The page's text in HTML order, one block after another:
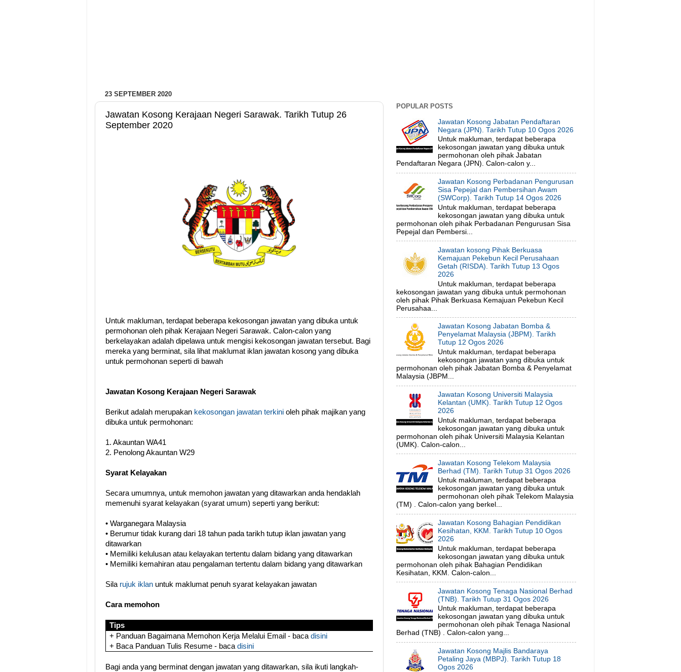
23 SEPTEMBER 2020
Jawatan Kosong Kerajaan Negeri Sarawak. Tarikh Tutup 26
September 2020
Untuk makluman, terdapat beberapa kekosongan jawatan yang dibuka untuk
permohonan oleh pihak Kerajaan Negeri Sarawak. Calon-calon yang
berkelayakan adalah dipelawa untuk mengisi kekosongan jawatan tersebut. Bagi
mereka yang berminat, sila lihat maklumat iklan jawatan kosong yang dibuka
untuk permohonan seperti di bawah
Jawatan Kosong Kerajaan Negeri Sarawak
Berikut adalah merupakan kekosongan jawatan terkini oleh pihak majikan yang
dibuka untuk permohonan:
1. Akauntan WA41
2. Penolong Akauntan W29
Syarat Kelayakan
Secara umumnya, untuk memohon jawatan yang ditawarkan anda hendaklah
memenuhi syarat kelayakan (syarat umum) seperti yang berikut:
• Warganegara Malaysia
• Berumur tidak kurang dari 18 tahun pada tarikh tutup iklan jawatan yang
ditawarkan
• Memiliki kelulusan atau kelayakan tertentu dalam bidang yang ditawarkan
• Memiliki kemahiran atau pengalaman tertentu dalam bidang yang ditawarkan
Sila rujuk iklan untuk maklumat penuh syarat kelayakan jawatan
Cara memohon
Tips
+ Panduan Bagaimana Memohon Kerja Melalui Email - bacadisini
+ Baca Panduan Tulis Resume - bacadisini
Bagi anda yang berminat dengan jawatan yang ditawarkan, sila ikuti langkah-
POPULAR POSTS
Jawatan Kosong Jabatan Pendaftaran
Negara (JPN). Tarikh Tutup 10 Ogos 2026
Untuk makluman, terdapat beberapa
kekosongan jawatan yang dibuka untuk
permohonan oleh pihak Jabatan
Pendaftaran Negara (JPN). Calon-calon y...
Jawatan Kosong Perbadanan Pengurusan
Sisa Pepejal dan Pembersihan Awam
(SWCorp). Tarikh Tutup 14 Ogos 2026
Untuk makluman, terdapat beberapa
kekosongan jawatan yang dibuka untuk
permohonan oleh pihak Perbadanan Pengurusan Sisa
Pepejal dan Pembersi...
Jawatan kosong Pihak Berkuasa
Kemajuan Pekebun Kecil Perusahaan
Getah (RISDA). Tarikh Tutup 13 Ogos
2026
Untuk makluman, terdapat beberapa
kekosongan jawatan yang dibuka untuk permohonan
oleh pihak Pihak Berkuasa Kemajuan Pekebun Kecil
Perusahaa...
Jawatan Kosong Jabatan Bomba &
Penyelamat Malaysia (JBPM). Tarikh
Tutup 12 Ogos 2026
Untuk makluman, terdapat beberapa
kekosongan jawatan yang dibuka untuk
permohonan oleh pihak Jabatan Bomba & Penyelamat
Malaysia (JBPM...
Jawatan Kosong Universiti Malaysia
Kelantan (UMK). Tarikh Tutup 12 Ogos
2026
Untuk makluman, terdapat beberapa
kekosongan jawatan yang dibuka untuk
permohonan oleh pihak Universiti Malaysia Kelantan
(UMK). Calon-calon...
Jawatan Kosong Telekom Malaysia
Berhad (TM). Tarikh Tutup 31 Ogos 2026
Untuk makluman, terdapat beberapa
kekosongan jawatan yang dibuka untuk
permohonan oleh pihak Telekom Malaysia
(TM) . Calon-calon yang berkel...
Jawatan Kosong Bahagian Pendidikan
Kesihatan, KKM. Tarikh Tutup 10 Ogos
2026
Untuk makluman, terdapat beberapa
kekosongan jawatan yang dibuka untuk
permohonan oleh pihak Bahagian Pendidikan
Kesihatan, KKM. Calon-calon...
Jawatan Kosong Tenaga Nasional Berhad
(TNB). Tarikh Tutup 31 Ogos 2026
Untuk makluman, terdapat beberapa
kekosongan jawatan yang dibuka untuk
permohonan oleh pihak Tenaga Nasional
Berhad (TNB) . Calon-calon yang...
Jawatan Kosong Majlis Bandaraya
Petaling Jaya (MBPJ). Tarikh Tutup 18
Ogos 2026